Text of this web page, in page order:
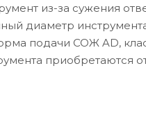
из-за сужения
диаметр
подачи СОЖ AD,
приобретаются